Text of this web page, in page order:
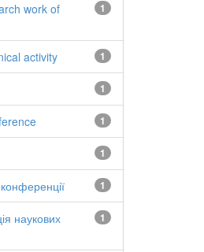
1
work of
1
activity
1
1
1
1
конференції
1
наукових